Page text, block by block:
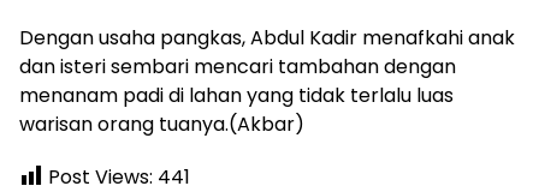
Dengan usaha pangkas, Abdul Kadir menafkahi anak
dan isteri sembari mencari tambahan dengan
menanam padi di lahan yang tidak terlalu luas
warisan orang tuanya.(Akbar)
Post Views: 441